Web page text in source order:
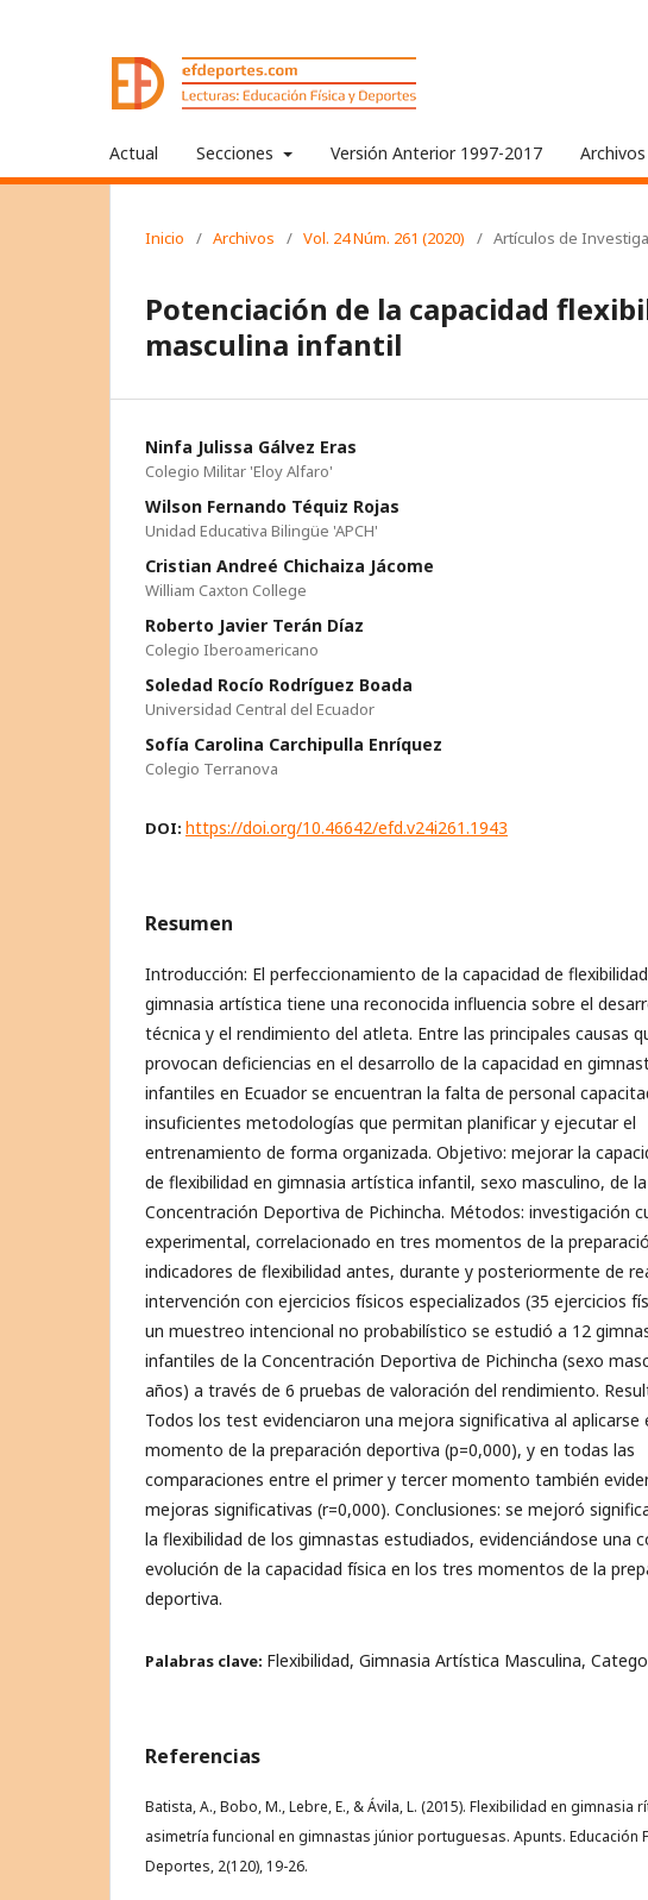
Actual Secciones Versión Anterior 1997-2017 Archivos
Inicio / Archivos / Vol. 24 Núm. 261 (2020) / Artículos de
Potenciación de la capacidad
masculina infantil
Ninfa Julissa Gálvez Eras
Colegio Militar 'Eloy Alfaro'
Wilson Fernando Téquiz Rojas
Unidad Educativa Bilingüe 'APCH'
Cristian Andreé Chichaiza Jácome
William Caxton College
Roberto Javier Terán Díaz
Colegio Iberoamericano
Soledad Rocío Rodríguez Boada
Universidad Central del Ecuador
Sofía Carolina Carchipulla Enríquez
Colegio Terranova
DOI: https://doi.org/10.46642/efd.v24i261.1943
Resumen
Introducción: El perfeccionamiento de la capacidad de
gimnasia artística tiene una reconocida influencia sobre el
técnica y el rendimiento del atleta. Entre las principales causas
provocan deficiencias en el desarrollo de la capacidad en
infantiles en Ecuador se encuentran la falta de personal
insuficientes metodologías que permitan planificar y ejecutar el
entrenamiento de forma organizada. Objetivo: mejorar la
de flexibilidad en gimnasia artística infantil, sexo masculino, de la
Concentración Deportiva de Pichincha. Métodos: investigación
experimental, correlacionado en tres momentos de la
indicadores de flexibilidad antes, durante y posteriormente de
intervención con ejercicios físicos especializados (35 ejercicios
un muestreo intencional no probabilístico se estudió a 12
infantiles de la Concentración Deportiva de Pichincha (sexo
años) a través de 6 pruebas de valoración del rendimiento.
Todos los test evidenciaron una mejora significativa al aplicarse
momento de la preparación deportiva (p=0,000), y en todas las
comparaciones entre el primer y tercer momento también
mejoras significativas (r=0,000). Conclusiones: se mejoró
la flexibilidad de los gimnastas estudiados, evidenciándose una
evolución de la capacidad física en los tres momentos de la
deportiva.
Palabras clave: Flexibilidad, Gimnasia Artística Masculina,
Referencias
Batista, A., Bobo, M., Lebre, E., & Ávila, L. (2015). Flexibilidad en gimnasia
asimetría funcional en gimnastas júnior portuguesas. Apunts. Educación
Deportes, 2(120), 19-26.